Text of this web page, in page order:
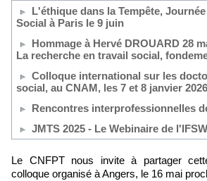
L'éthique dans la Tempête,
Social à Paris le 9 juin
Hommage à Hervé DROUARD 28
La recherche en travail social,
Colloque international sur les
social, au CNAM, les 7 et 8 janvier
Rencontres interprofessionnelles
JMTS 2025 - Le Webinaire de l'IFSW
Le CNFPT nous invite à partager cette information sur le
colloque organisé à Angers, le 16 mai